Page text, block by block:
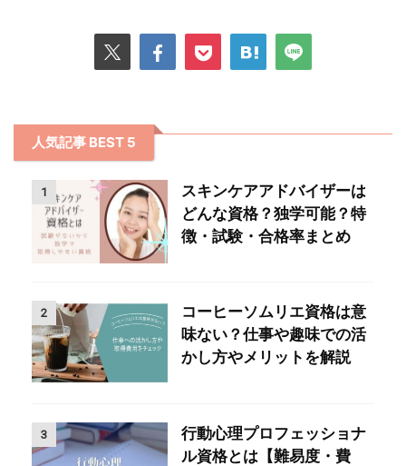
人気記事 BEST 5
1
スキンケアアドバイザーは
どんな資格？独学可能？特
徴・試験・合格率まとめ
2
コーヒーソムリエ資格は意
味ない？仕事や趣味での活
かし方やメリットを解説
3
行動心理プロフェッショナ
ル資格とは【難易度・費